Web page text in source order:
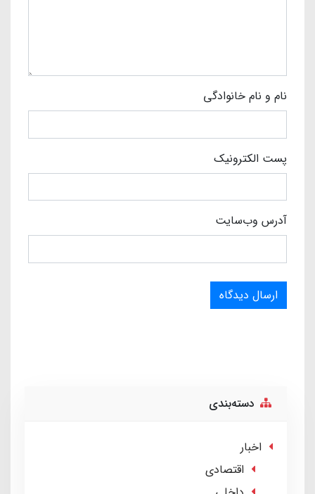
نام و نام خانوادگی
پست الکترونیک
آدرس وب‌سایت
ارسال دیدگاه
دسته‌بندی
اخبار
اقتصادی